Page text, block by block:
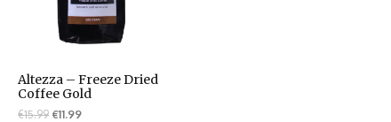
Altezza – Freeze Dried
Coffee Gold
€15.99 €11.99